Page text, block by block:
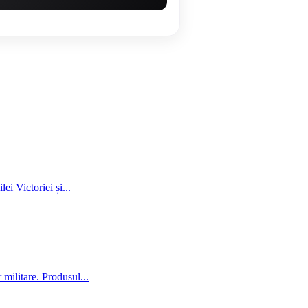
Victoriei și...
militare. Produsul...